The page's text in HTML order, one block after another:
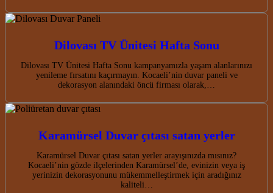
Dilovası TV Ünitesi Hafta Sonu
Dilovası TV Ünitesi Hafta Sonu kampanyamızla yaşam alanlarınızı
yenileme fırsatını kaçırmayın. Kocaeli’nin duvar paneli ve
dekorasyon alanındaki öncü firması olarak,…
Karamürsel Duvar çıtası satan yerler
Karamürsel Duvar çıtası satan yerler arayışınızda mısınız?
Kocaeli’nin gözde ilçelerinden Karamürsel’de, evinizin veya iş
yerinizin dekorasyonunu mükemmelleştirmek için aradığınız
kaliteli…